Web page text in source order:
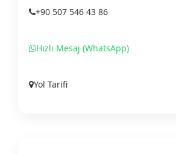
+90 507 546 43 86
Hızlı Mesaj (WhatsApp)
Yol Tarifi